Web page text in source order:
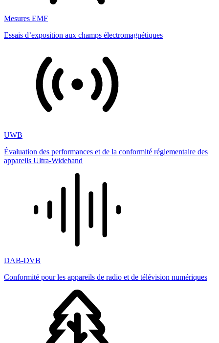
Mesures EMF
Essais d’exposition aux champs électromagnétiques
UWB
Évaluation des performances et de la conformité réglementaire des
appareils Ultra-Wideband
DAB-DVB
Conformité pour les appareils de radio et de télévision numériques